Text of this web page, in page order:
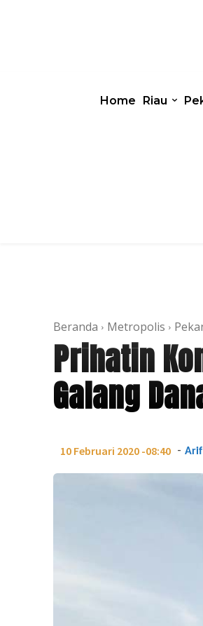
Home Riau
Beranda Metropolis
Prihatin
Galang
10 Februari 2020 -08:40 -